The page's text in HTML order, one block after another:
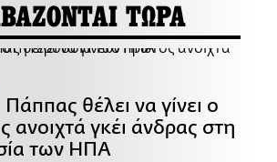
ΤΩΡΑ
θέλει να γίνει ο
ανοιχτά γκέι άνδρας στη
των ΗΠΑ